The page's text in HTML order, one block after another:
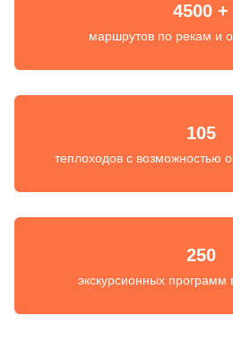
4500 +
маршрутов по рекам и
105
теплоходов с возможностью
250
экскурсионных программ